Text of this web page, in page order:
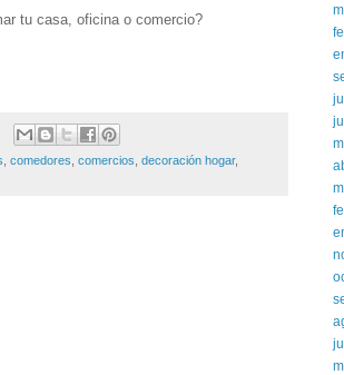
tu casa, oficina o comercio?
comedores comercios decoración hogar,